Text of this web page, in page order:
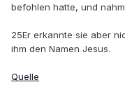
befohlen hatte, und
25Er erkannte sie aber
ihm den Namen Jesus.
Quelle